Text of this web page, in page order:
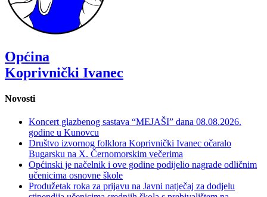
Općina
Koprivnički Ivanec
Novosti
Koncert glazbenog sastava “MEJAŠI” dana 08.08.2026.
godine u Kunovcu
Društvo izvornog folklora Koprivnički Ivanec očaralo
Bugarsku na X. Černomorskim večerima
Općinski je načelnik i ove godine podijelio nagrade odličnim
učenicima osnovne škole
Produžetak roka za prijavu na Javni natječaj za dodjelu